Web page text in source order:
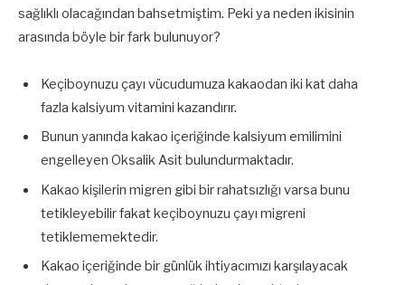
sağlıklı olacağından bahsetmiştim. Peki ya neden ikisinin
arasında böyle bir fark bulunuyor?
Keçiboynuzu çayı vücudumuza kakaodan iki kat daha
fazla kalsiyum vitamini kazandırır.
Bunun yanında kakao içeriğinde kalsiyum emilimini
engelleyen Oksalik Asit bulundurmaktadır.
Kakao kişilerin migren gibi bir rahatsızlığı varsa bunu
tetikleyebilir fakat keçiboynuzu çayı migreni
tetiklememektedir.
Kakao içeriğinde bir günlük ihtiyacımızı karşılayacak